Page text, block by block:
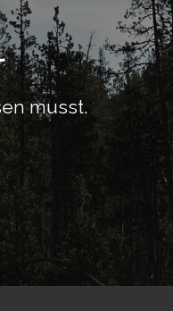
musst.